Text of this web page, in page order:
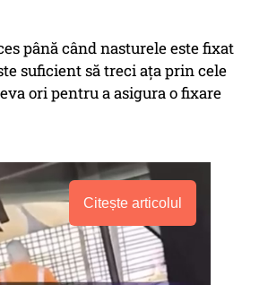
până când nasturele este fixat
suficient să treci ața prin cele
ori pentru a asigura o fixare
Citește articolul